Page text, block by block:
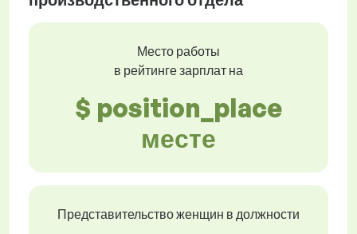
Место работы
в рейтинге зарплат на
$ position_place
месте
Представительство женщин в должности